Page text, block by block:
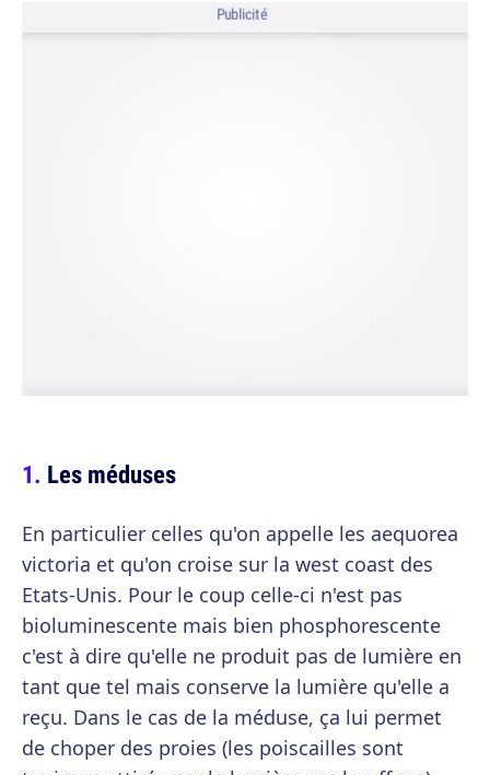
Publicité
Les méduses
En particulier celles qu'on appelle les aequorea
victoria et qu'on croise sur la west coast des
Etats-Unis. Pour le coup celle-ci n'est pas
bioluminescente mais bien phosphorescente
c'est à dire qu'elle ne produit pas de lumière en
tant que tel mais conserve la lumière qu'elle a
reçu. Dans le cas de la méduse, ça lui permet
de choper des proies (les poiscailles sont